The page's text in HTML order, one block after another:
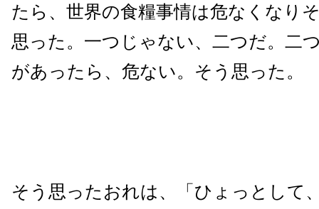
たら、世界の食糧事情は危なくなり
思った。一つじゃない、二つだ。二
があったら、危ない。そう思った。
そう思ったおれは、「ひょっとして